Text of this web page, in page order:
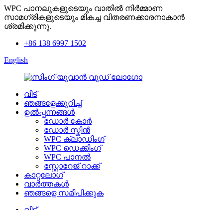
WPC പാനലുകളുടെയും വാതിൽ നിർമ്മാണ
സാമഗ്രികളുടെയും മികച്ച വിതരണക്കാരനാകാൻ
ശ്രമിക്കുന്നു.
+86 138 6997 1502
English
വീട്
ഞങ്ങളേക്കുറിച്ച്
ഉൽപ്പന്നങ്ങൾ
ഡോർ കോർ
ഡോർ സ്കിൻ
WPC ക്ലാഡിംഗ്
WPC ഡെക്കിംഗ്
WPC പാനൽ
സ്റ്റോറേജ് റാക്ക്
കാറ്റലോഗ്
വാർത്തകൾ
ഞങ്ങളെ സമീപിക്കുക